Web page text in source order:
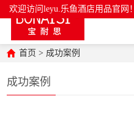
欢迎访问leyu.乐鱼酒店用品官网！
首页 > 成功案例
成功案例